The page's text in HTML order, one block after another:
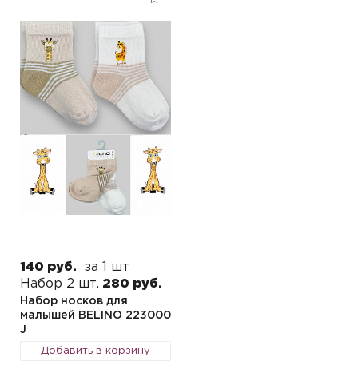
140 руб.
за 1 шт
Набор 2 шт. 280 руб.
Набор носков для
малышей BELINO 223000
J
Добавить в корзину